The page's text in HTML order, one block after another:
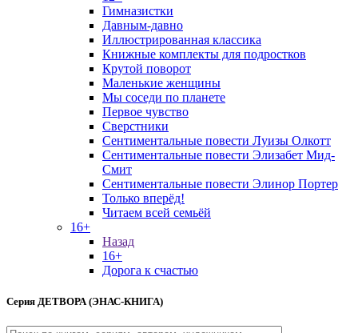
Гимназистки
Давным-давно
Иллюстрированная классика
Книжные комплекты для подростков
Крутой поворот
Маленькие женщины
Мы соседи по планете
Первое чувство
Сверстники
Сентиментальные повести Луизы Олкотт
Сентиментальные повести Элизабет Мид-
Смит
Сентиментальные повести Элинор Портер
Только вперёд!
Читаем всей семьёй
16+
Назад
16+
Дорога к счастью
Серия ДЕТВОРА (ЭНАС-КНИГА)